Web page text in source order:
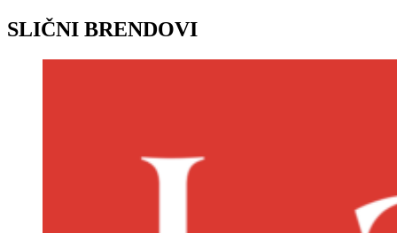
SLIČNI BRENDOVI